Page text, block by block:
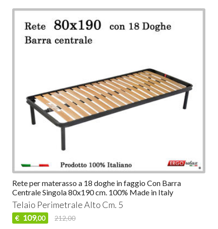
Rete per materasso a 18 doghe in faggio Con Barra
Centrale Singola 80x190 cm. 100% Made in Italy
Telaio Perimetrale Alto Cm. 5
€ 109,00 212,00